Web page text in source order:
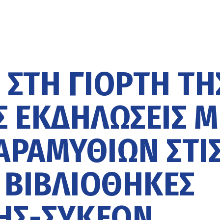
ΓΙΟΡΤΉ
ΕΚΔΗΛΏΣΕΙΣ